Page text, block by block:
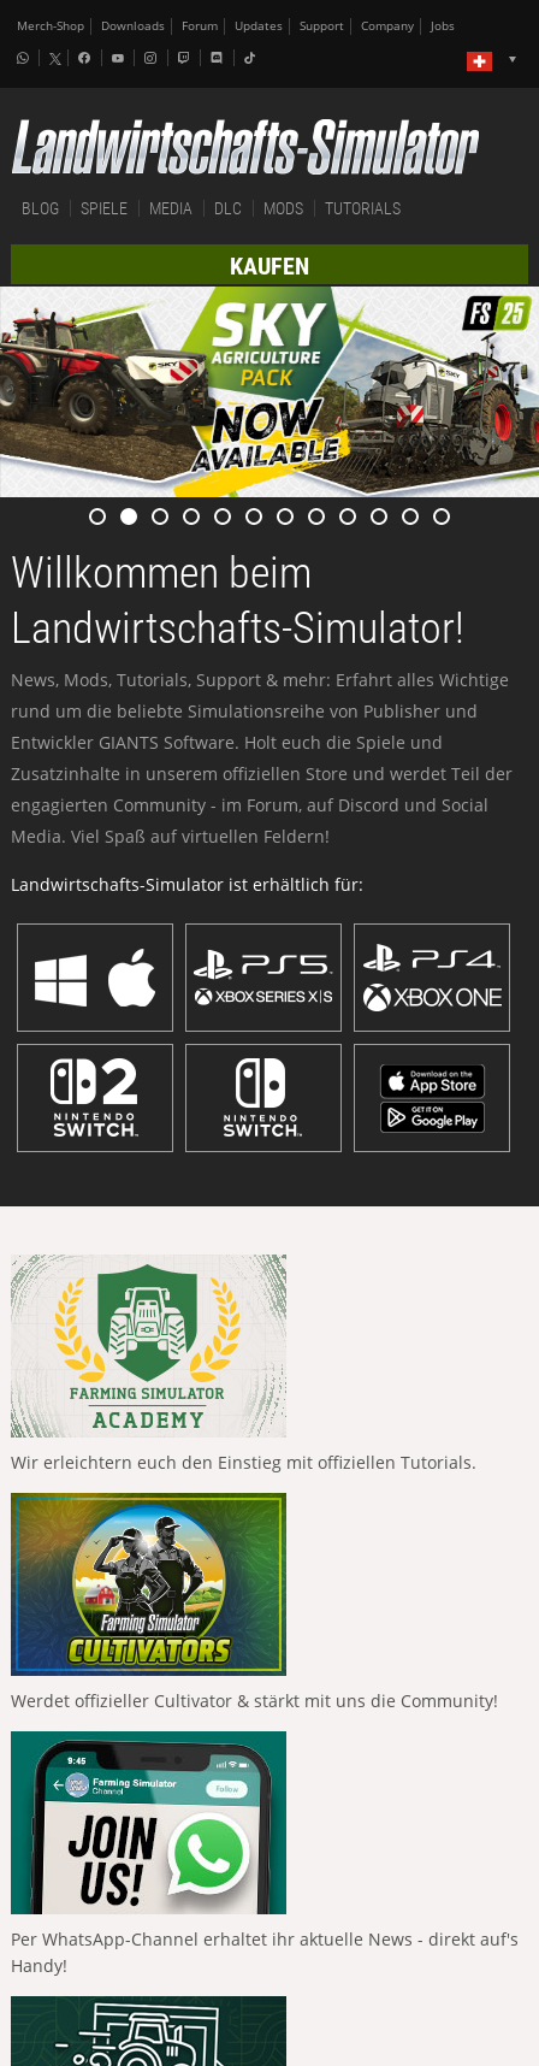
Merch-Shop Downloads Forum Updates Support Company Jobs
BLOG SPIELE MEDIA DLC MODS TUTORIALS
KAUFEN
Willkommen beim
Landwirtschafts-Simulator!
News, Mods, Tutorials, Support & mehr: Erfahrt alles Wichtige
rund um die beliebte Simulationsreihe von Publisher und
Entwickler GIANTS Software. Holt euch die Spiele und
Zusatzinhalte in unserem offiziellen Store und werdet Teil der
engagierten Community - im Forum, auf Discord und Social
Media. Viel Spaß auf virtuellen Feldern!
Landwirtschafts-Simulator ist erhältlich für:
Wir erleichtern euch den Einstieg mit offiziellen Tutorials.
Werdet offizieller Cultivator & stärkt mit uns die Community!
Per WhatsApp-Channel erhaltet ihr aktuelle News - direkt auf's
Handy!